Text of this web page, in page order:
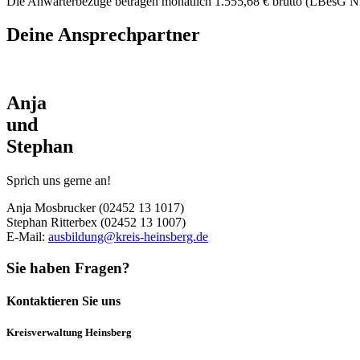
Deine Ansprechpartner
Anja
und
Stephan
Sprich uns gerne an!
Anja Mosbrucker (02452 13 1017)
Stephan Ritterbex (02452 13 1007)
E-Mail: ausbildung@kreis-heinsberg.de
Sie haben Fragen?
Kontaktieren Sie uns
Kreisverwaltung Heinsberg